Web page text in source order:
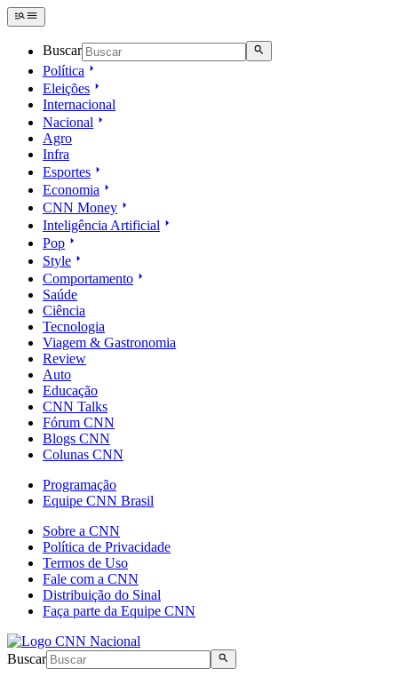
Buscar
Política
Eleições
Internacional
Nacional
Agro
Infra
Esportes
Economia
CNN Money
Inteligência Artificial
Pop
Style
Comportamento
Saúde
Ciência
Tecnologia
Viagem & Gastronomia
Review
Auto
Educação
CNN Talks
Fórum CNN
Blogs CNN
Colunas CNN
Programação
Equipe CNN Brasil
Sobre a CNN
Política de Privacidade
Termos de Uso
Fale com a CNN
Distribuição do Sinal
Faça parte da Equipe CNN
Buscar